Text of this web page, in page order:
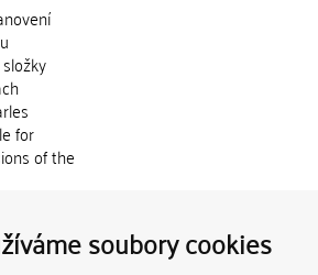
soubory cookies
for
of the
použity k
vydávány